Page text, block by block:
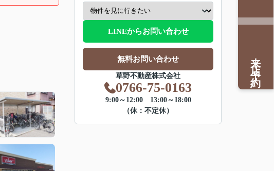
LINEからお問い合わせ
無料お問い合わせ
草野不動産株式会社
0766-75-0163
9:00～12:00 13:00～18:00
（休：不定休）
来店予約